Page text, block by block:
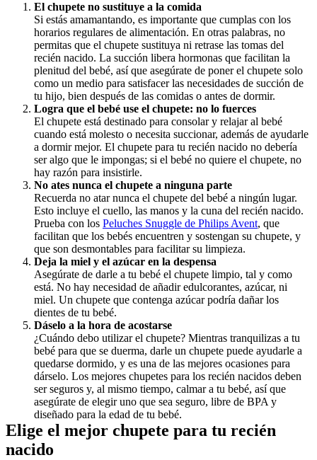
El chupete no sustituye a la comida
Si estás amamantando, es importante que cumplas con los
horarios regulares de alimentación. En otras palabras, no
permitas que el chupete sustituya ni retrase las tomas del
recién nacido. La succión libera hormonas que facilitan la
plenitud del bebé, así que asegúrate de poner el chupete solo
como un medio para satisfacer las necesidades de succión de
tu hijo, bien después de las comidas o antes de dormir.
Logra que el bebé use el chupete: no lo fuerces
El chupete está destinado para consolar y relajar al bebé
cuando está molesto o necesita succionar, además de ayudarle
a dormir mejor. El chupete para tu recién nacido no debería
ser algo que le impongas; si el bebé no quiere el chupete, no
hay razón para insistirle.
No ates nunca el chupete a ninguna parte
Recuerda no atar nunca el chupete del bebé a ningún lugar.
Esto incluye el cuello, las manos y la cuna del recién nacido.
Prueba con los Peluches Snuggle de Philips Avent, que
facilitan que los bebés encuentren y sostengan su chupete, y
que son desmontables para facilitar su limpieza.
Deja la miel y el azúcar en la despensa
Asegúrate de darle a tu bebé el chupete limpio, tal y como
está. No hay necesidad de añadir edulcorantes, azúcar, ni
miel. Un chupete que contenga azúcar podría dañar los
dientes de tu bebé.
Dáselo a la hora de acostarse
¿Cuándo debo utilizar el chupete? Mientras tranquilizas a tu
bebé para que se duerma, darle un chupete puede ayudarle a
quedarse dormido, y es una de las mejores ocasiones para
dárselo. Los mejores chupetes para los recién nacidos deben
ser seguros y, al mismo tiempo, calmar a tu bebé, así que
asegúrate de elegir uno que sea seguro, libre de BPA y
diseñado para la edad de tu bebé.
Elige el mejor chupete para tu recién
nacido